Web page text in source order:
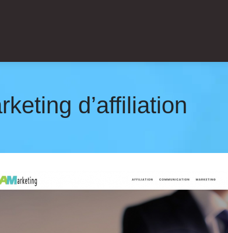
d’affiliation